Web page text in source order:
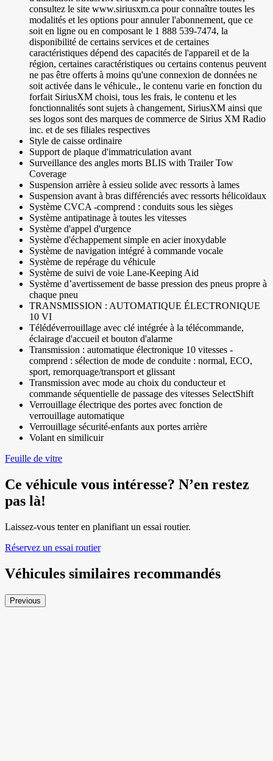
consultez le site www.siriusxm.ca pour connaître toutes les
modalités et les options pour annuler l'abonnement, que ce
soit en ligne ou en composant le 1 888 539-7474, la
disponibilité de certains services et de certaines
caractéristiques dépend des capacités de l'appareil et de la
région, certaines caractéristiques ou certains contenus peuvent
ne pas être offerts à moins qu'une connexion de données ne
soit activée dans le véhicule., le contenu varie en fonction du
forfait SiriusXM choisi, tous les frais, le contenu et les
fonctionnalités sont sujets à changement, SiriusXM ainsi que
ses logos sont des marques de commerce de Sirius XM Radio
inc. et de ses filiales respectives
Style de caisse ordinaire
Support de plaque d'immatriculation avant
Surveillance des angles morts BLIS with Trailer Tow
Coverage
Suspension arrière à essieu solide avec ressorts à lames
Suspension avant à bras différenciés avec ressorts hélicoïdaux
Système CVCA -comprend : conduits sous les sièges
Système antipatinage à toutes les vitesses
Système d'appel d'urgence
Système d'échappement simple en acier inoxydable
Système de navigation intégré à commande vocale
Système de repérage du véhicule
Système de suivi de voie Lane-Keeping Aid
Système d’avertissement de basse pression des pneus propre à
chaque pneu
TRANSMISSION : AUTOMATIQUE ÉLECTRONIQUE
10 VI
Télédéverrouillage avec clé intégrée à la télécommande,
éclairage d'accueil et bouton d'alarme
Transmission : automatique électronique 10 vitesses -
comprend : sélection de mode de conduite : normal, ECO,
sport, remorquage/transport et glissant
Transmission avec mode au choix du conducteur et
commande séquentielle de passage des vitesses SelectShift
Verrouillage électrique des portes avec fonction de
verrouillage automatique
Verrouillage sécurité-enfants aux portes arrière
Volant en similicuir
Feuille de vitre
Ce véhicule vous intéresse? N’en restez
pas là!
Laissez-vous tenter en planifiant un essai routier.
Réservez un essai routier
Véhicules similaires recommandés
Previous